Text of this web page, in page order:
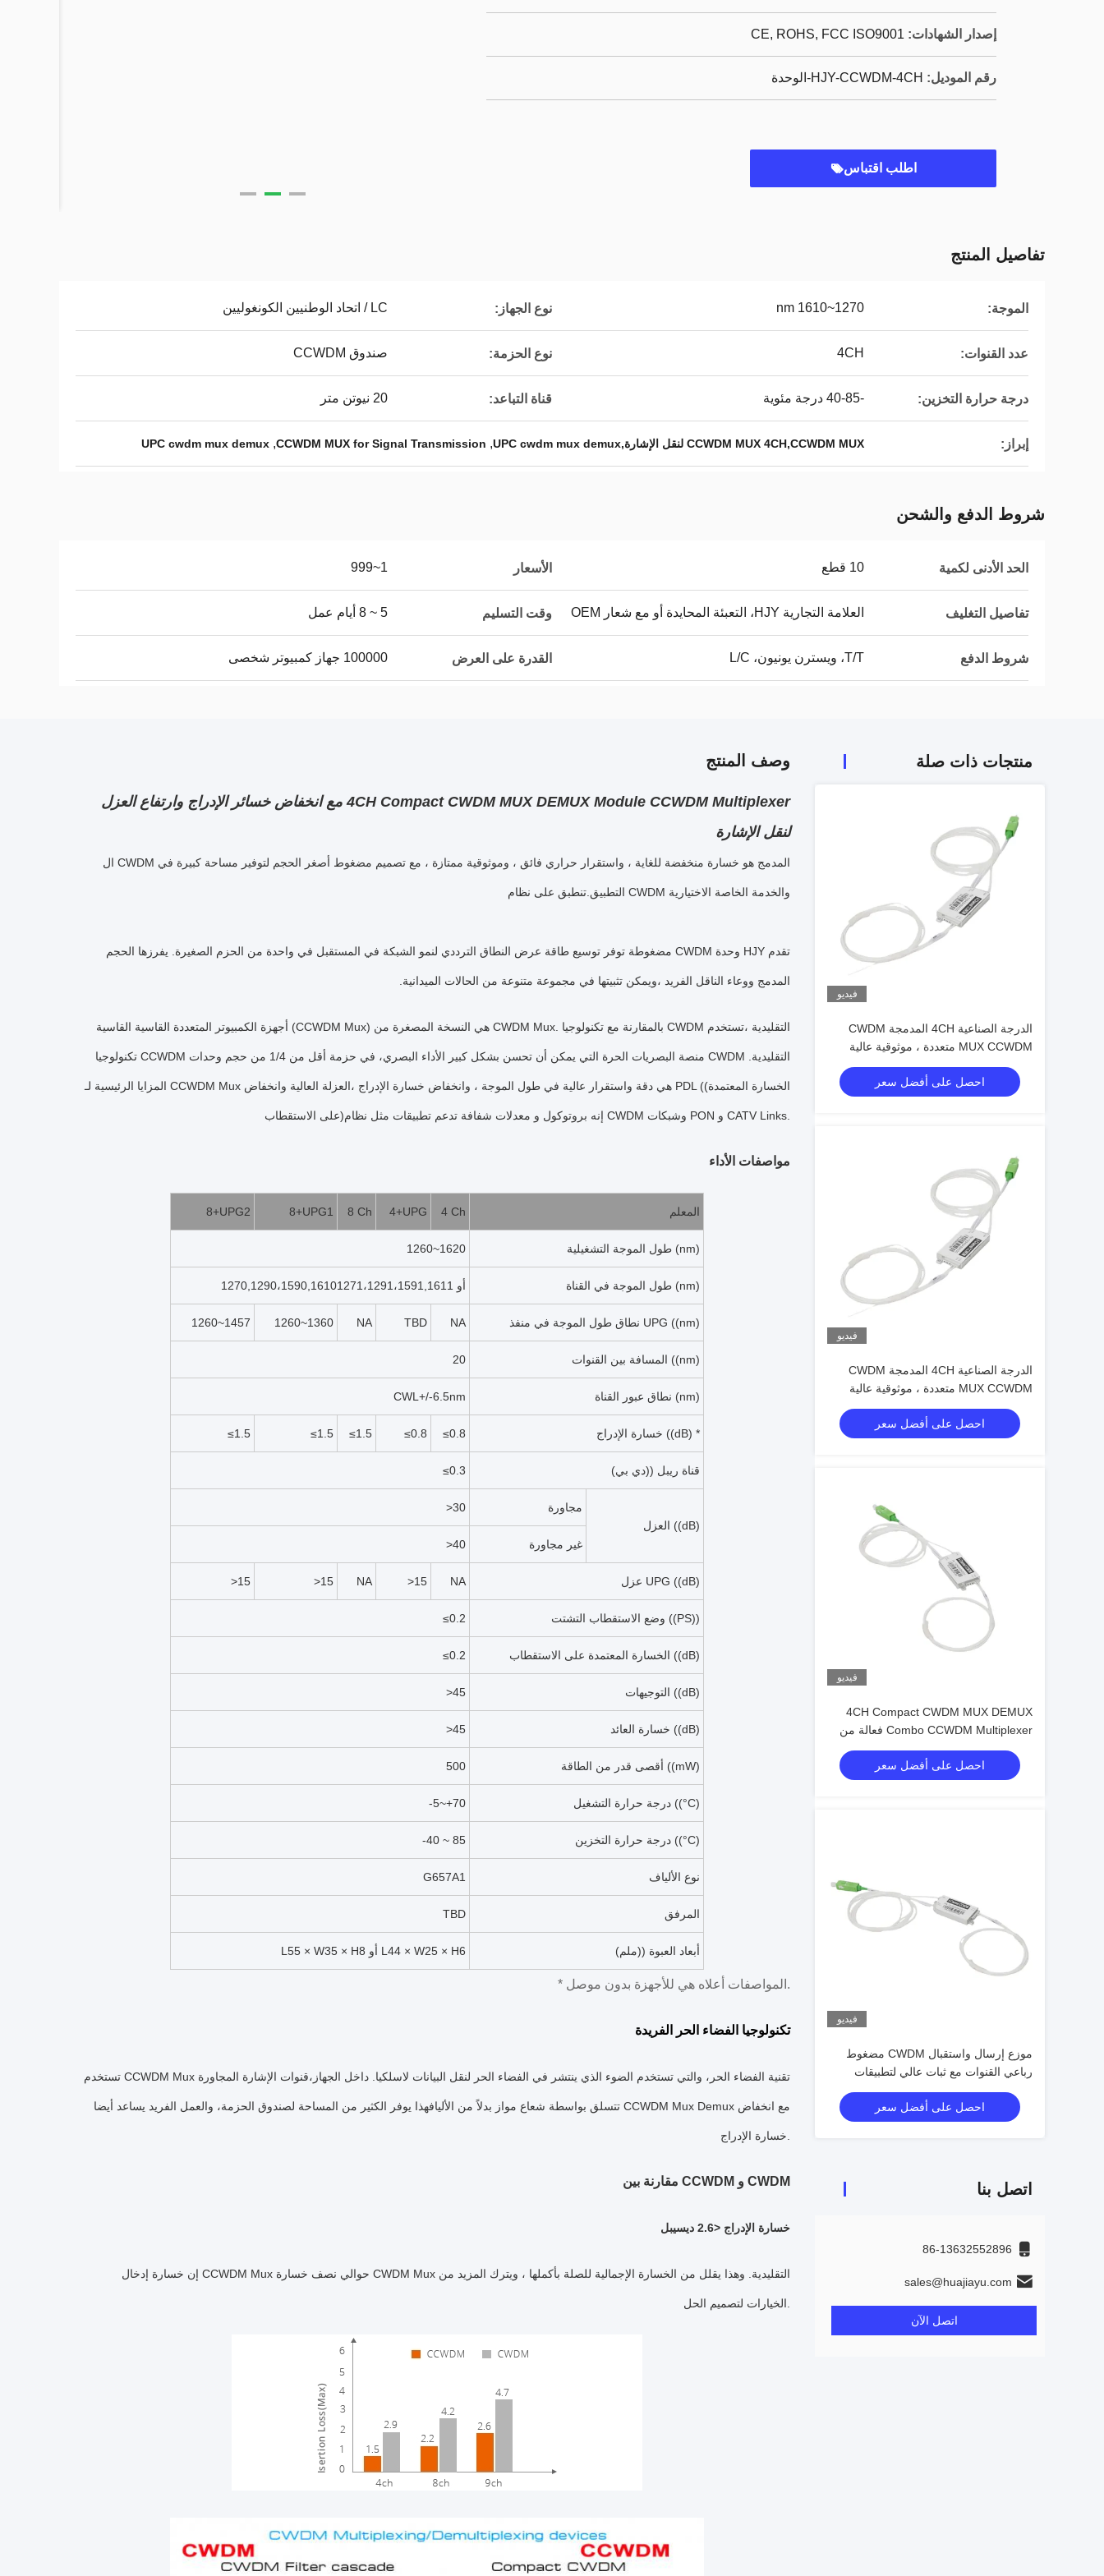
إصدار الشهادات: CE, ROHS, FCC ISO9001
رقم الموديل: HJY-CCWDM-4CH-الوحدة
اطلب اقتباس
تفاصيل المنتج
الموجة: 1270~1610 nm نوع الجهاز: LC / اتحاد الوطنيين الكونغوليين
عدد القنوات: 4CH نوع الحزمة: صندوق CCWDM
درجة حرارة التخزين: -40-85 درجة مئوية قناة التباعد: 20 نيوتن متر
إبراز: CCWDM MUX 4CH,CCWDM MUX لنقل الإشارة,UPC cwdm mux demux ,
CCWDM MUX for Signal Transmission
,
UPC cwdm mux demux
شروط الدفع والشحن
الحد الأدنى لكمية 10 قطع الأسعار 1~999
تفاصيل التغليف العلامة التجارية HJY، التعبئة المحايدة أو مع شعار OEM وقت التسليم 5 ~ 8 أيام عمل
شروط الدفع T/T، ويسترن يونيون، L/C القدرة على العرض 100000 جهاز كمبيوتر شخصى
منتجات ذات صلة
فيديو
الدرجة الصناعية 4CH المدمجة CWDM
MUX CCWDM متعددة ، موثوقية عالية
لترابطات الألياف الضوئية
احصل على أفضل سعر
فيديو
الدرجة الصناعية 4CH المدمجة CWDM
MUX CCWDM متعددة ، موثوقية عالية
لترابطات الألياف الضوئية
احصل على أفضل سعر
فيديو
4CH Compact CWDM MUX DEMUX
Combo CCWDM Multiplexer فعالة من
حيث التكلفة لأنظمة الاتصالات بالألياف
الضوئية
احصل على أفضل سعر
فيديو
موزع إرسال واستقبال CWDM مضغوط
رباعي القنوات مع ثبات عالي لتطبيقات
الاتصالات ومراكز البيانات
احصل على أفضل سعر
اتصل بنا
86-13632552896
sales@huajiayu.com
اتصل الآن
وصف المنتج
4CH Compact CWDM MUX DEMUX Module CCWDM Multiplexer مع انخفاض خسائر الإدراج وارتفاع العزل
لنقل الإشارة
ال CWDM المدمج هو خسارة منخفضة للغاية ، واستقرار حراري فائق ، وموثوقية ممتازة ، مع تصميم مضغوط أصغر الحجم لتوفير مساحة كبيرة في
التطبيق.تنطبق على نظام CWDM والخدمة الخاصة الاختيارية
تقدم HJY وحدة CWDM مضغوطة توفر توسيع طاقة عرض النطاق الترددي لنمو الشبكة في المستقبل في واحدة من الحزم الصغيرة. يفرزها الحجم
المدمج ووعاء الناقل الفريد ،ويمكن تثبيتها في مجموعة متنوعة من الحالات الميدانية.
أجهزة الكمبيوتر المتعددة القاسية القاسية (CCWDM Mux) هي النسخة المصغرة من CWDM Mux. بالمقارنة مع تكنولوجيا CWDM التقليدية ،تستخدم
تكنولوجيا CCWDM منصة البصريات الحرة التي يمكن أن تحسن بشكل كبير الأداء البصري، في حزمة أقل من 1/4 من حجم وحدات CWDM التقليدية.
المزايا الرئيسية لـ CCWDM Mux هي دقة واستقرار عالية في طول الموجة ، وانخفاض خسارة الإدراج ،العزلة العالية وانخفاض PDL ((الخسارة المعتمدة
على الاستقطاب)إنه بروتوكول و معدلات شفافة تدعم تطبيقات مثل نظام CWDM وشبكات PON و CATV Links.
مواصفات الأداء
المعلم 4 Ch
4+UPG
8 Ch
8+UPG1
8+UPG2
طول الموجة التشغيلية (nm) 1260~1620
طول الموجة في القناة (nm) 1270,1290،1590,1610أو 1271،1291،1591,1611
نطاق طول الموجة في منفذ UPG ((nm) NA
TBD
NA
1260~1360
1260~1457
المسافة بين القنوات ((nm) 20
نطاق عبور القناة (nm) CWL+/-6.5nm
خسارة الإدراج ((dB) * ≤0.8
≤0.8
≤1.5
≤1.5
≤1.5
قناة ريبل ((دي بي) ≤0.3
العزل ((dB)
مجاورة >30
غير مجاورة >40
عزل UPG ((dB) NA
>15
NA
>15
>15
وضع الاستقطاب التشتت ((PS)) ≤0.2
الخسارة المعتمدة على الاستقطاب ((dB) ≤0.2
التوجيهات ((dB) >45
خسارة العائد ((dB) >45
أقصى قدر من الطاقة ((mW) 500
درجة حرارة التشغيل ((°C) -5~+70
درجة حرارة التخزين ((°C) -40 ~ 85
نوع الألياف G657A1
المرفق TBD
أبعاد العبوة ((ملم) L55 × W35 × H8 أو L44 × W25 × H6
* المواصفات أعلاه هي للأجهزة بدون موصل.
تكنولوجيا الفضاء الحر الفريدة
تستخدم CCWDM Mux تقنية الفضاء الحر، والتي تستخدم الضوء الذي ينتشر في الفضاء الحر لنقل البيانات لاسلكيا. داخل الجهاز،قنوات الإشارة المجاورة
تتسلق بواسطة شعاع مواز بدلاً من الأليافهذا يوفر الكثير من المساحة لصندوق الحزمة، والعمل الفريد يساعد أيضا CCWDM Mux Demux مع انخفاض
مقارنة بين CCWDM و CWDM
خسارة الإدراج <2.6 ديسيبل
إن خسارة إدخال CCWDM Mux حوالي نصف خسارة CWDM Mux التقليدية. وهذا يقلل من الخسارة الإجمالية للصلة بأكملها ، ويترك المزيد من